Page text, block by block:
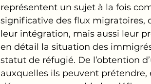
représentent un sujet à la fois
significative des flux migratoires,
leur intégration, mais aussi leur
en détail la situation des
statut de réfugié. De l’obtention
auxquelles ils peuvent prétendre,